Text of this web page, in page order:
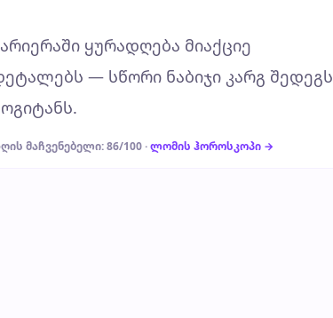
ყურადღება მიაქციე
— სწორი ნაბიჯი კარგ შედეგს
მაჩვენებელი: 86/100 ·ლომის ჰოროსკოპი →